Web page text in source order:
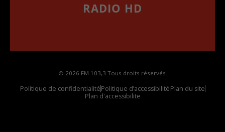
RADIO HD
© 2026 FM 103,3 Tous droits réservés.
Politique de confidentialitéPolitique d’accessibilitéPlan du site
Plan d'accessibilite